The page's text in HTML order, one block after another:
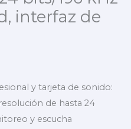
interfaz de
y tarjeta de sonido:
de hasta 24
y escucha